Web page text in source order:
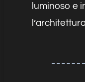
luminoso e